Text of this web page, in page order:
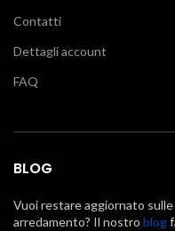
Contatti
Dettagli account
FAQ
BLOG
Vuoi restare aggiornato
arredamento? Il nostro blog